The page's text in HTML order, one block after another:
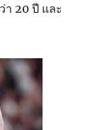
า 20 ปี และ